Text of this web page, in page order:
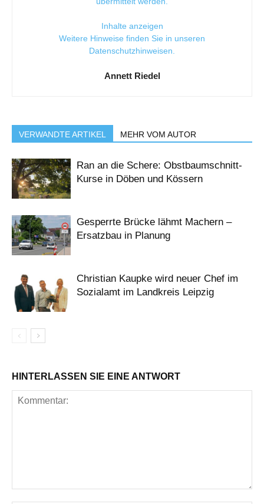
Inhalte anzeigen
Weitere Hinweise finden Sie in unseren
Datenschutzhinweisen
Annett Riedel
VERWANDTE ARTIKEL MEHR VOM AUTOR
Ran an die Schere: Obstbaumschnitt-
Kurse in Döben und Kössern
Gesperrte Brücke lähmt Machern –
Ersatzbau in Planung
Christian Kaupke wird neuer Chef im
Sozialamt im Landkreis Leipzig
HINTERLASSEN SIE EINE ANTWORT